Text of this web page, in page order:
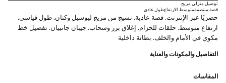
توصيل منزلي مريح
قصة منتظمةمتوسط الارتفاعطول عادي
حصريًا عبر الإنترنت. قصة عادية. نسيج من مزيج ليوسيل وكتان. طول قياسي.
ارتفاع متوسط. حلقات للحزام. إغلاق بزر وسحاب. جيبان جانبيان. تفصيل خط
مكوي في الأمام والخلف. بطانة داخلية
التفاصيل والمكونات والعناية
المقاسات